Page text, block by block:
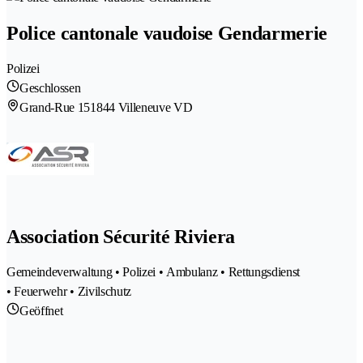
Police cantonale vaudoise Gendarmerie
Polizei
Geschlossen
Grand-Rue 151844 Villeneuve VD
Association Sécurité Riviera
Gemeindeverwaltung • Polizei • Ambulanz • Rettungsdienst
• Feuerwehr • Zivilschutz
Geöffnet